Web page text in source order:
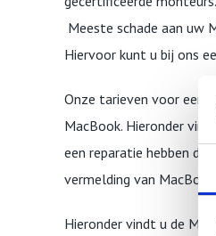
Meeste schade aan uw
Hiervoor kunt u bij ons
Onze tarieven voor een
MacBook. Hieronder
een reparatie hebben
vermelding van
Hieronder vindt u de